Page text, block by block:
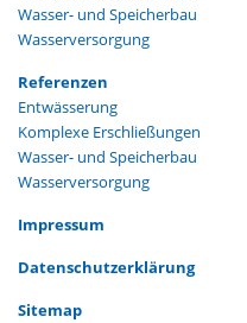
Wasser- und Speicherbau
Wasserversorgung
überspringen
Referenzen
Entwässerung
Komplexe Erschließungen
Wasser- und Speicherbau
Wasserversorgung
überspringen
Impressum
Datenschutzerklärung
Sitemap